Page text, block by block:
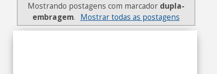
Mostrando postagens com marcador dupla-
embragem. Mostrar todas as postagens